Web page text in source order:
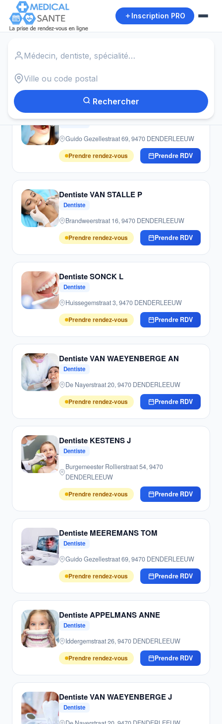
Inscription PRO
Rechercher
Autour de moi
Dentiste MEEREMANS MARC
Guido Gezellestraat 69, 9470 DENDERLEEUW
Prendre rendez-vous
Prendre RDV
Dentiste VAN STALLE P
Dentiste
Brandweerstraat 16, 9470 DENDERLEEUW
Prendre rendez-vous
Prendre RDV
Dentiste SONCK L
Dentiste
Huissegemstraat 3, 9470 DENDERLEEUW
Prendre rendez-vous
Prendre RDV
Dentiste VAN WAEYENBERGE AN
Dentiste
De Nayerstraat 20, 9470 DENDERLEEUW
Prendre rendez-vous
Prendre RDV
Dentiste KESTENS J
Dentiste
Burgemeester Rollierstraat 54, 9470
DENDERLEEUW
Prendre rendez-vous
Prendre RDV
Dentiste MEEREMANS TOM
Dentiste
Guido Gezellestraat 69, 9470 DENDERLEEUW
Prendre rendez-vous
Prendre RDV
Dentiste APPELMANS ANNE
Dentiste
Iddergemstraat 26, 9470 DENDERLEEUW
Prendre rendez-vous
Prendre RDV
Dentiste VAN WAEYENBERGE J
Dentiste